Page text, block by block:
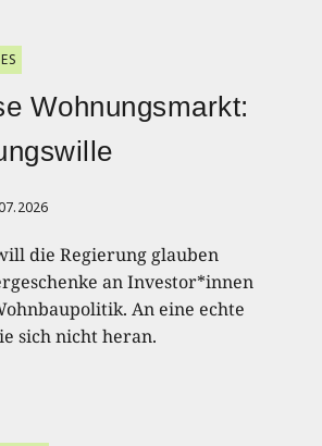
Wohnungsmarkt:
die Regierung glauben
an Investor*innen
An eine echte
sich nicht heran.